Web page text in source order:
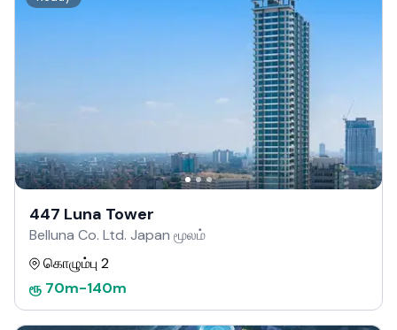
447 Luna Tower
Belluna Co. Ltd. Japan மூலம்
கொழும்பு 2
ரூ 70m-140m